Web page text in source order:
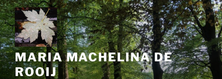
Skip
to
content
MARIA MACHELINA DE
ROOIJ